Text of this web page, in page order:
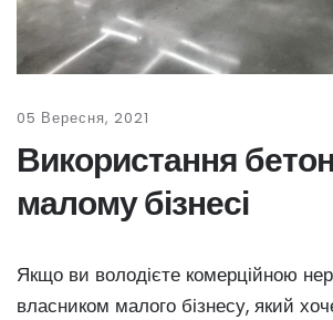
05 Вересня, 2021
Використання
малому бізнесі
Якщо ви володієте комерційною
власником малого бізнесу, який